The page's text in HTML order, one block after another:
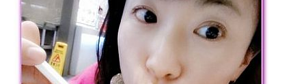
人
象。
★